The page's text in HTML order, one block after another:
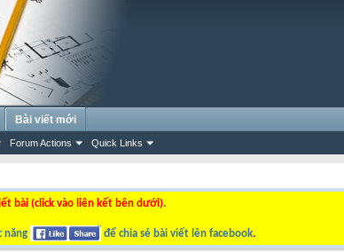
Forum Actions Quick Links
Bài viết mới
bài (click vào liên kết bên dưới).
năng để chia sẻ bài viết lên facebook.